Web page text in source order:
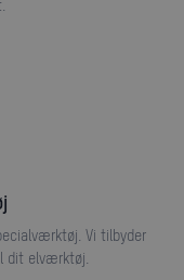
dit elværktøj.